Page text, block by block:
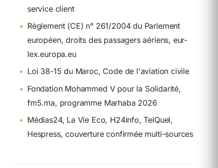
service client
• Règlement (CE) n° 261/2004 du Parlement
européen, droits des passagers aériens, eur-
lex.europa.eu
• Loi 38-15 du Maroc, Code de l'aviation civile
• Fondation Mohammed V pour la Solidarité,
fm5.ma, programme Marhaba 2026
• Médias24, La Vie Eco, H24info, TelQuel,
Hespress, couverture confirmée multi-sources